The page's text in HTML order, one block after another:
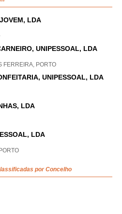
LDA
UNIPESSOAL, LDA
FERREIRA, PORTO
UNIPESSOAL, LDA
LDA
LDA
por Concelho